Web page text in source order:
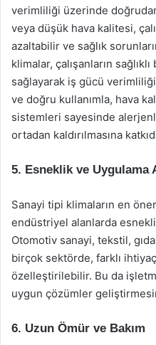
verimliliği üzerinde
veya düşük hava kalitesi,
azaltabilir ve sağlık
klimalar, çalışanların
sağlayarak iş gücü
ve doğru kullanımla, hava
sistemleri sayesinde
ortadan kaldırılmasına
5. Esneklik ve Uygulama
Sanayi tipi klimaların en
endüstriyel alanlarda
Otomotiv sanayi, tekstil,
birçok sektörde, farklı
özelleştirilebilir. Bu da
uygun çözümler
6. Uzun Ömür ve Bakım